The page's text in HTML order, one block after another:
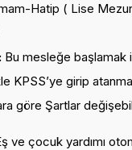
Hatip ( Lise
Bu mesleğe başlamak
KPSS’ye girip
göre Şartlar
ve çocuk yardımı